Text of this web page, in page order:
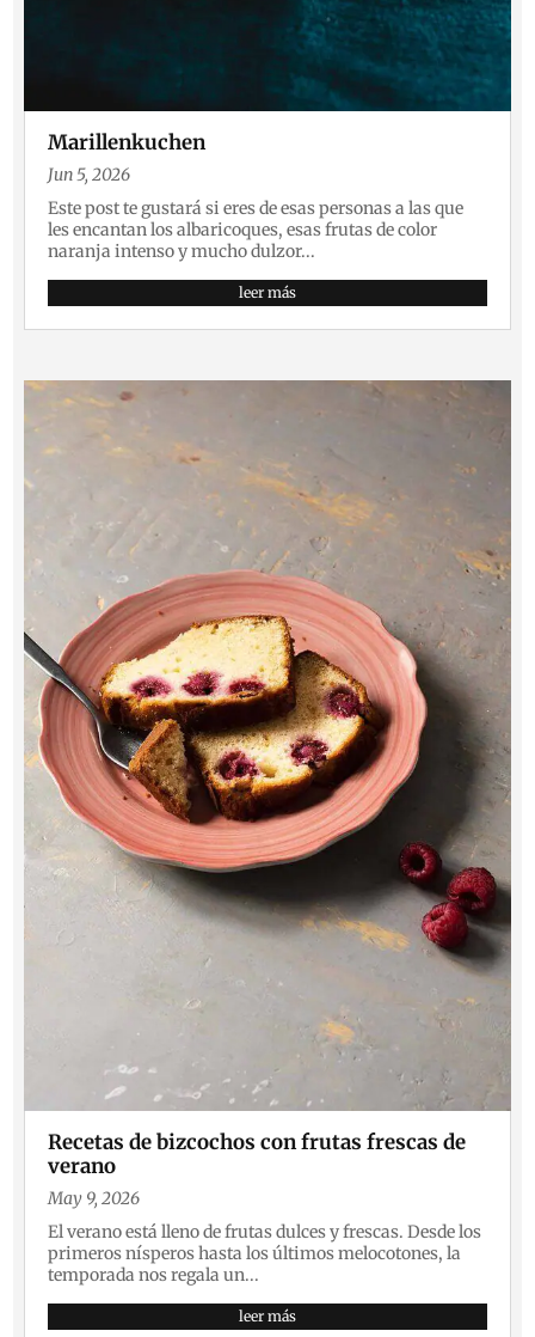
Marillenkuchen
Jun 5, 2026
Este post te gustará si eres de esas personas a las que
les encantan los albaricoques, esas frutas de color
naranja intenso y mucho dulzor...
leer más
Recetas de bizcochos con frutas frescas de
verano
May 9, 2026
El verano está lleno de frutas dulces y frescas. Desde los
primeros nísperos hasta los últimos melocotones, la
temporada nos regala un...
leer más